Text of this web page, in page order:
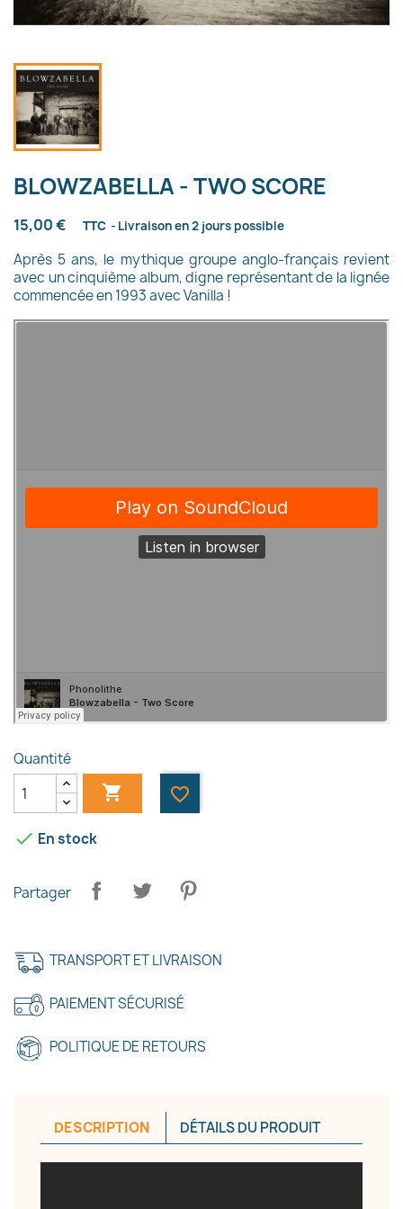
BLOWZABELLA - TWO SCORE
15,00 € TTC Livraison en 2 jours possible
Après 5 ans, le mythique groupe anglo-français revient
avec un cinquième album, digne représentant de la lignée
commencée en 1993 avec Vanilla !
Quantité
 favorite_border
 En stock
Partager
TRANSPORT ET LIVRAISON
PAIEMENT SÉCURISÉ
POLITIQUE DE RETOURS
DESCRIPTION DÉTAILS DU PRODUIT